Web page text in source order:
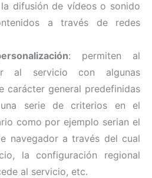
difusión de vídeos o sonido
a través de redes
: permiten al
al servicio con algunas
carácter general predefinidas
serie de criterios en el
como por ejemplo serian el
navegador a través del cual
la configuración regional
al servicio, etc.